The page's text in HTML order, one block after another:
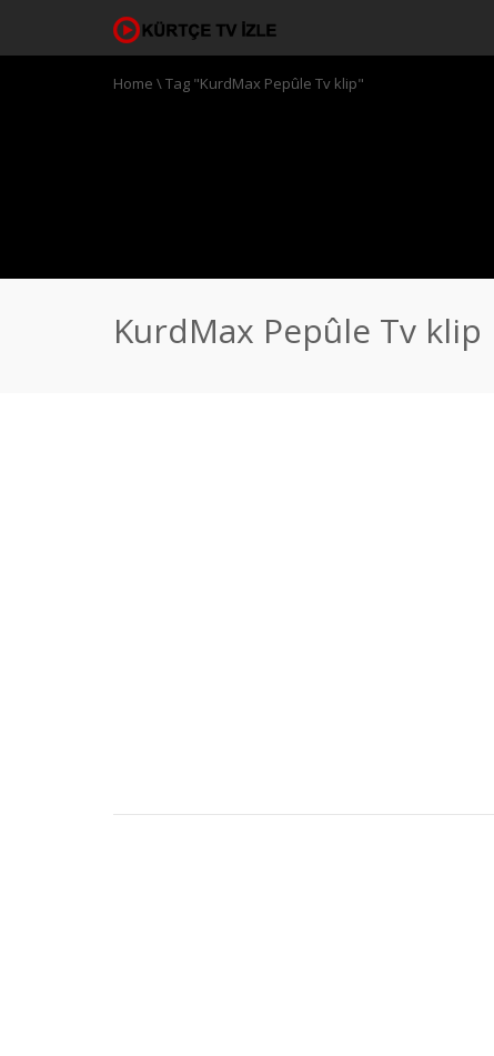
Home \Tag "KurdMax Pepûle Tv klip"
KurdMax Pepûle Tv klip